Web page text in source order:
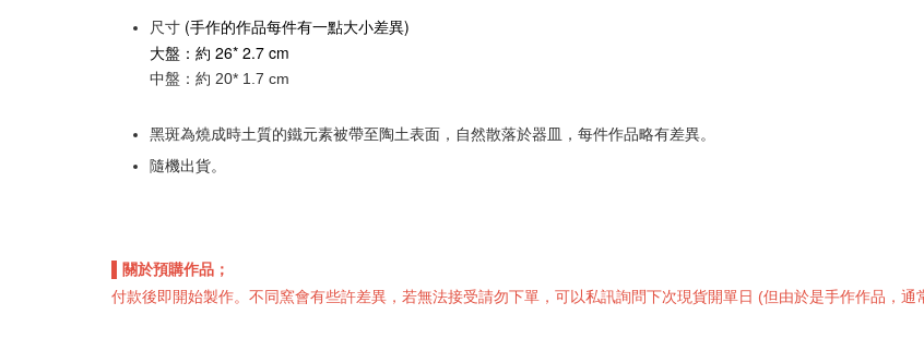
尺寸 (手作的作品每件有一點大小差異)
大盤： 約 26* 2.7 cm
中盤：約 20* 1.7 cm
黑斑為燒成時土質的鐵元素被帶至陶土表面，自然散落於器皿，每件作品略有差異。
隨機出貨。
▌關於預購作品；
付款後即開始製作。不同窯會有些許差異，若無法接受請勿下單，可以私訊詢問下次現貨開單日 (但由於是手作作品，通